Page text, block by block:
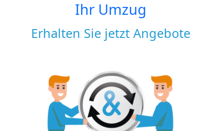
Ihr Umzug
Erhalten Sie jetzt Angebote